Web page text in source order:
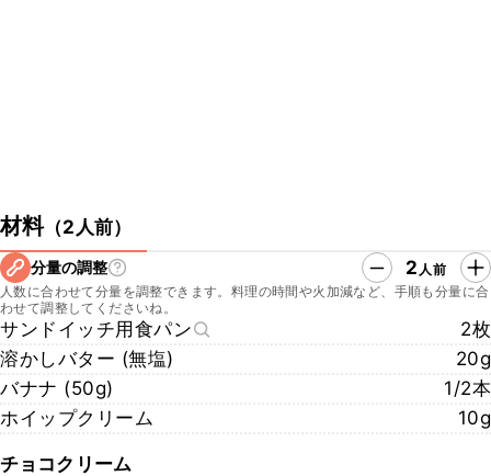
材料（2人前）
分量の調整 2 人前
人数に合わせて分量を調整できます。料理の時間や火加減など、手順も分量に合
わせて調整してくださいね。
サンドイッチ用食パン
2枚
溶かしバター (無塩)
20g
バナナ (50g)
1/2本
ホイップクリーム
10g
チョコクリーム